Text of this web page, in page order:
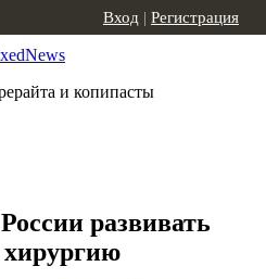
и копипасты
Вход | Регистрация
развивать
хирургию